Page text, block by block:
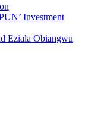
Investment
Eziala Obiangwu